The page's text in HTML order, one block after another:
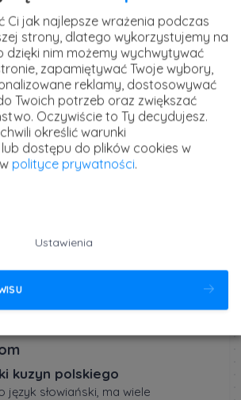
Kurs Włoski dla
początkujących - poziom
A1
Kurs Norweski dla
kuzyn polskiego
język słowiański, ma wiele
Ci jak najlepsze wrażenia podczas
strony, dlatego wykorzystujemy na
dzięki nim możemy wychwytywać
zapamiętywać Twoje wybory,
reklamy, dostosowywać
Twoich potrzeb oraz zwiększać
Oczywiście to Ty decydujesz.
określić warunki
dostępu do plików cookies w
polityce prywatności.
Ustawienia